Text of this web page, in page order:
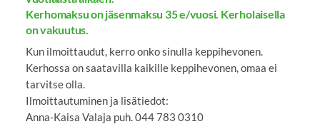
Kerhomaksu on jäsenmaksu 35 e/vuosi. Kerholaisella
on vakuutus.
Kun ilmoittaudut, kerro onko sinulla keppihevonen.
Kerhossa on saatavilla kaikille keppihevonen, omaa ei
tarvitse olla.
Ilmoittautuminen ja lisätiedot:
Anna-Kaisa Valaja puh. 044 783 0310